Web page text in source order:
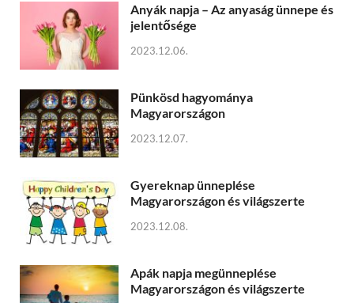
Anyák napja – Az anyaság ünnepe és
jelentősége
2023.12.06.
Pünkösd hagyománya
Magyarországon
2023.12.07.
Gyereknap ünneplése
Magyarországon és világszerte
2023.12.08.
Apák napja megünneplése
Magyarországon és világszerte